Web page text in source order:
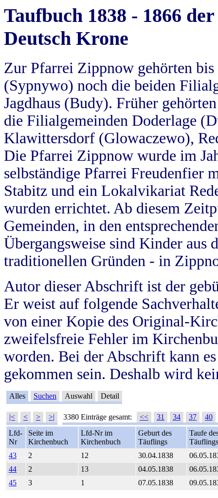
Taufbuch 1838 - 1866
Deutsch Krone
Zur Pfarrei Zippnow gehörten
(Sypnywo) noch die beiden
Jagdhaus (Budy). Früher
die Filialgemeinden Doderlage
Klawittersdorf (Glowaczewo),
Die Pfarrei Zippnow wurde im
selbständige Pfarrei Freudenfier
Stabitz und ein Lokalvikariat
wurden errichtet. Ab diesem
Gemeinden, in den
Übergangsweise sind Kinder aus
traditionellen Gründen - in
Autor dieser Abschrift ist der
Er weist auf folgende
von einer Kopie des Original-
zweifelsfreie Fehler im
worden. Bei der Abschrift kann
gekommen sein. Deshalb wird
Alles Suchen Auswahl Detail
|< < > >| 3380 Einträge gesamt: << 31 34 37
40
Lfd-
Nr
Seite im
Kirchenbuch
Lfd-Nr im
Kirchenbuch
Geburt des
Täuflings
Taufe
Täuflings
43
2 12 30.04.1838
44
2 13 04.05.1838
45
3 1 07.05.1838